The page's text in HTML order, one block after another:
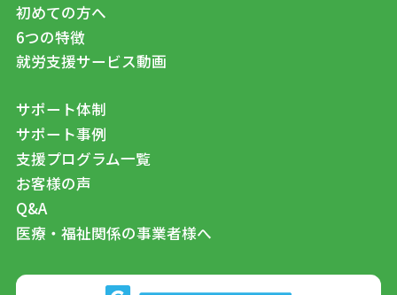
初めての方へ
6つの特徴
就労支援サービス動画
サポート体制
サポート事例
支援プログラム一覧
お客様の声
Q&A
医療・福祉関係の事業者様へ